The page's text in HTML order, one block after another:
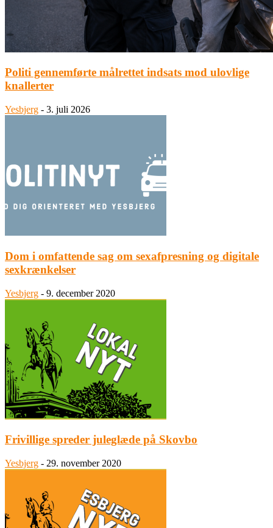
Politi gennemførte målrettet indsats mod ulovlige
knallerter
Yesbjerg - 3. juli 2026
Dom i omfattende sag om sexafpresning og digitale
sexkrænkelser
Yesbjerg - 9. december 2020
Frivillige spreder juleglæde på Skovbo
Yesbjerg - 29. november 2020